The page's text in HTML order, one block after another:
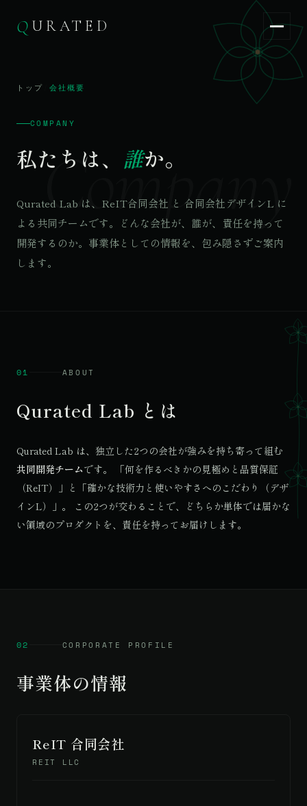
Q URATED
QURATED EN
トップ 会社概要
COMPANY
Company
私たちは、 誰か。
Qurated Lab は、ReIT合同会社 と 合同会社デザインL に
よる共同チームです。どんな会社が、誰が、責任を持って
開発するのか。事業体としての情報を、包み隠さずご案内
します。
01 ABOUT
Qurated Lab とは
Qurated Lab は、独立した2つの会社が強みを持ち寄って組む
共同開発チームです。 「何を作るべきかの見極めと品質保証
（ReIT）」と「確かな技術力と使いやすさへのこだわり（デザ
インL）」。 この2つが交わることで、どちらか単体では届かな
い領域のプロダクトを、責任を持ってお届けします。
02 CORPORATE PROFILE
事業体の情報
ReIT 合同会社
REIT LLC